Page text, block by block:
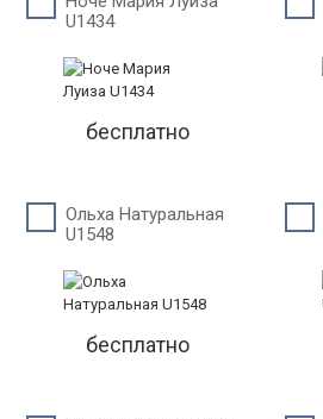
U1434
бесплатно
Ольха Натуральная
U1548
бесплатно